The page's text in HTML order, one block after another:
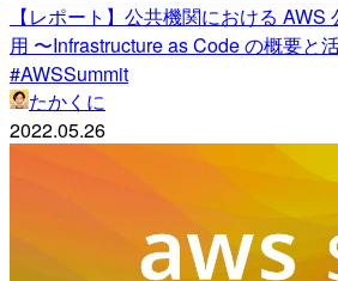
【レポート】公共機関における
用 〜Infrastructure as Code の概要と
#AWSSummit
たかくに
2022.05.26